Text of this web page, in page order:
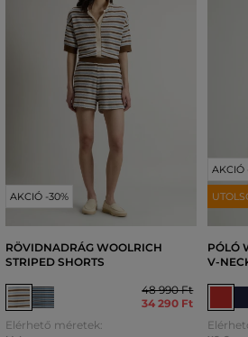
AKCIÓ -30%
RÖVIDNADRÁG WOOLRICH
STRIPED SHORTS
48 990 Ft
34 290 Ft
Elérhető méretek:
AKCIÓ
PÓLÓ
V-